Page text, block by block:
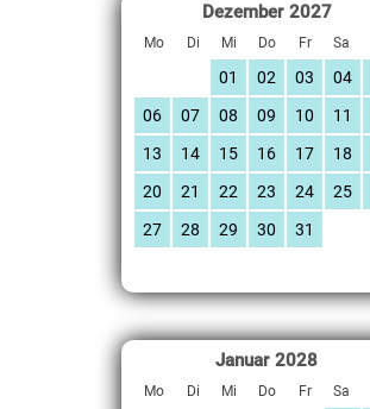
Dezember 2027
Mo Di Mi Do Fr Sa
01 02 03 04
06
07 08 09 10 11
13
14 15 16 17 18
20
21 22 23 24 25
27
28 29 30 31
Januar 2028
Mo Di Mi Do Fr Sa